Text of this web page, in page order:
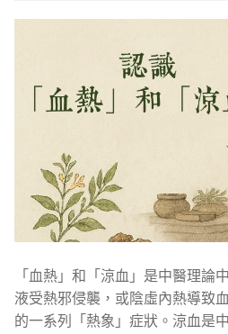
「血熱」和「涼血」是中醫理論
液受熱邪侵襲，或陰虛內熱導致
的一系列「熱象」症狀。涼血是